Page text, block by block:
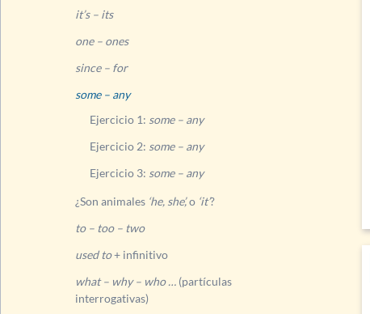
it’s – its
one – ones
since – for
some – any
Ejercicio 1: some – any
Ejercicio 2: some – any
Ejercicio 3: some – any
¿Son animales ‘he, she’,o ‘it’?
to – too – two
used to+ infinitivo
what – why – who …(partículas
interrogativas)